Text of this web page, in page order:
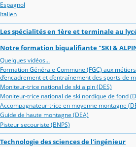
Espagnol
Italien
Les spécialités en 1ère et terminale au
Notre formation biqualifiante "SKI &
Quelques vidéos...
Formation Générale Commune (FGC) aux
d’encadrement et d’entraînement des sports de
Moniteur-trice national de ski alpin (DES)
Moniteur-trice national de ski nordique de fond
Accompagnateur-trice en moyenne montagne
Guide de haute montagne (DEA)
Pisteur secouriste (BNPS)
Technologie des sciences de l'ingénieur